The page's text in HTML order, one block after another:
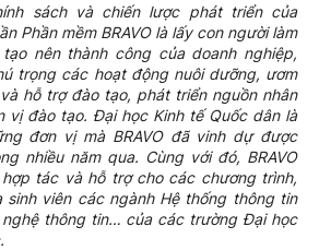
sách và chiến lược phát triển của
Phần mềm BRAVO là lấy con người làm
nên thành công của doanh nghiệp,
trọng các hoạt động nuôi dưỡng, ươm
hỗ trợ đào tạo, phát triển nguồn nhân
vị đào tạo. Đại học Kinh tế Quốc dân là
đơn vị mà BRAVO đã vinh dự được
nhiều năm qua. Cùng với đó, BRAVO
hợp tác và hỗ trợ cho các chương trình,
sinh viên các ngành Hệ thống thông tin
nghệ thông tin… của các trường Đại học